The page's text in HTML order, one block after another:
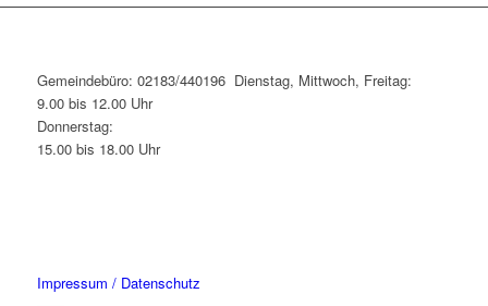
Gemeindebüro: 02183/440196 Dienstag, Mittwoch, Freitag:
9.00 bis 12.00 Uhr
Donnerstag:
15.00 bis 18.00 Uhr
Impressum / Datenschutz